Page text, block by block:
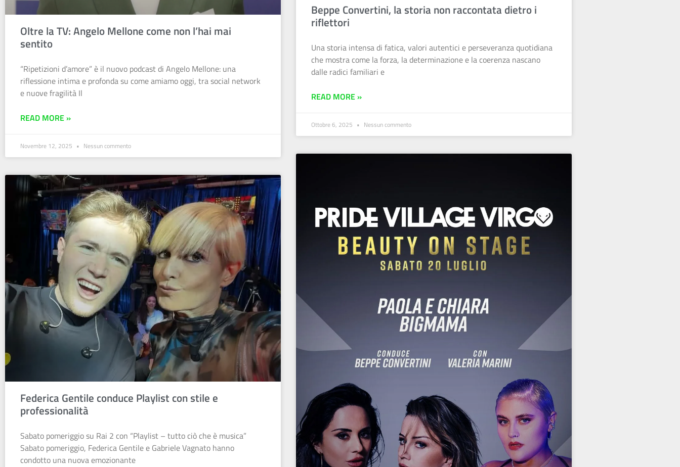
Oltre la TV: Angelo Mellone come non l’hai mai
sentito
“Ripetizioni d’amore” è il nuovo podcast di Angelo Mellone: una
riflessione intima e profonda su come amiamo oggi, tra social network
e nuove fragilità Il
READ MORE »
Novembre 12, 2025 Nessun commento
Beppe Convertini, la storia non raccontata dietro i
riflettori
Una storia intensa di fatica, valori autentici e perseveranza quotidiana
che mostra come la forza, la determinazione e la coerenza nascano
dalle radici familiari e
READ MORE »
Ottobre 6, 2025 Nessun commento
Federica Gentile conduce Playlist con stile e
professionalità
Sabato pomeriggio su Rai 2 con “Playlist – tutto ciò che è musica”
Sabato pomeriggio, Federica Gentile e Gabriele Vagnato hanno
condotto una nuova emozionante